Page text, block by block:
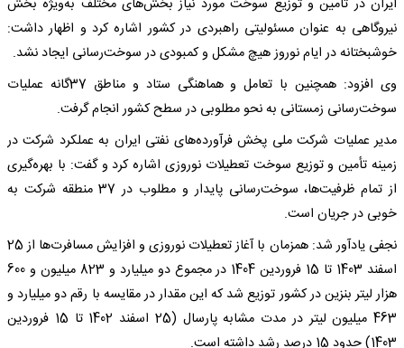
ایران در تامین و توزیع سوخت مورد نیاز بخش‌های مختلف به‌ویژه بخش
نیروگاهی به عنوان مسئولیتی راهبردی در کشور اشاره کرد و اظهار داشت:
خوشبختانه در ایام نوروز هیچ مشکل و کمبودی در سوخت‌رسانی ایجاد نشد.
وی افزود: همچنین با تعامل و هماهنگی ستاد و مناطق 37گانه عملیات
سوخت‌رسانی زمستانی به نحو مطلوبی در سطح کشور انجام گرفت.
مدیر عملیات شرکت ملی پخش فرآورده‌های نفتی ایران به عملکرد شرکت در
زمینه تأمین و توزیع سوخت تعطیلات نوروزی اشاره کرد و گفت: با بهره‌گیری
از تمام ظرفیت‌ها، سوخت‌رسانی پایدار و مطلوب در 37 منطقه شرکت به
خوبی در جریان است.
نجفی یادآور شد: همزمان با آغاز تعطیلات نوروزی و افزایش مسافرت‌ها از 25
اسفند 1403 تا 15 فروردین 1404 در مجموع دو میلیارد و 823 میلیون و 600
هزار لیتر بنزین در کشور توزیع شد که این مقدار در مقایسه با رقم دو میلیارد و
463 میلیون لیتر در مدت مشابه پارسال (25 اسفند 1402 تا 15 فروردین
1403) حدود 15 درصد رشد داشته است.